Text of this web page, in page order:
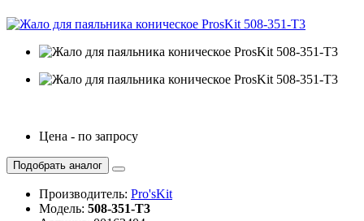
Цена - по запросу
Подобрать аналог
Производитель: Pro'sKit
Модель: 508-351-T3